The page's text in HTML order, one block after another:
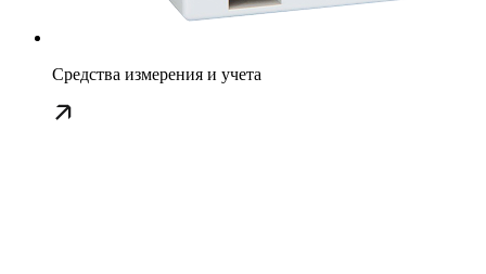
Средства измерения и учета